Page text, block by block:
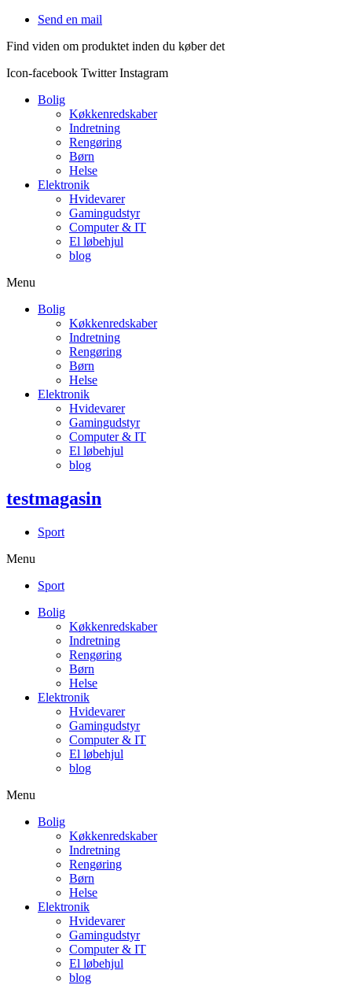
Videre
indhold
Send en mail
Find viden om produktet inden du køber det
Icon-facebook Twitter Instagram
Bolig
Køkkenredskaber
Indretning
Rengøring
Børn
Helse
Elektronik
Hvidevarer
Gamingudstyr
Computer & IT
El løbehjul
blog
Menu
Bolig
Køkkenredskaber
Indretning
Rengøring
Børn
Helse
Elektronik
Hvidevarer
Gamingudstyr
Computer & IT
El løbehjul
blog
testmagasin
Sport
Menu
Sport
Bolig
Køkkenredskaber
Indretning
Rengøring
Børn
Helse
Elektronik
Hvidevarer
Gamingudstyr
Computer & IT
El løbehjul
blog
Menu
Bolig
Køkkenredskaber
Indretning
Rengøring
Børn
Helse
Elektronik
Hvidevarer
Gamingudstyr
Computer & IT
El løbehjul
blog